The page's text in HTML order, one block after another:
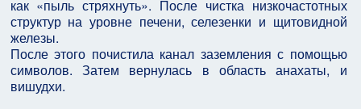
как «пыль стряхнуть». После чистка низкочастотных
структур на уровне печени, селезенки и щитовидной
железы.
После этого почистила канал заземления с помощью
символов. Затем вернулась в область анахаты, и
вишудхи.